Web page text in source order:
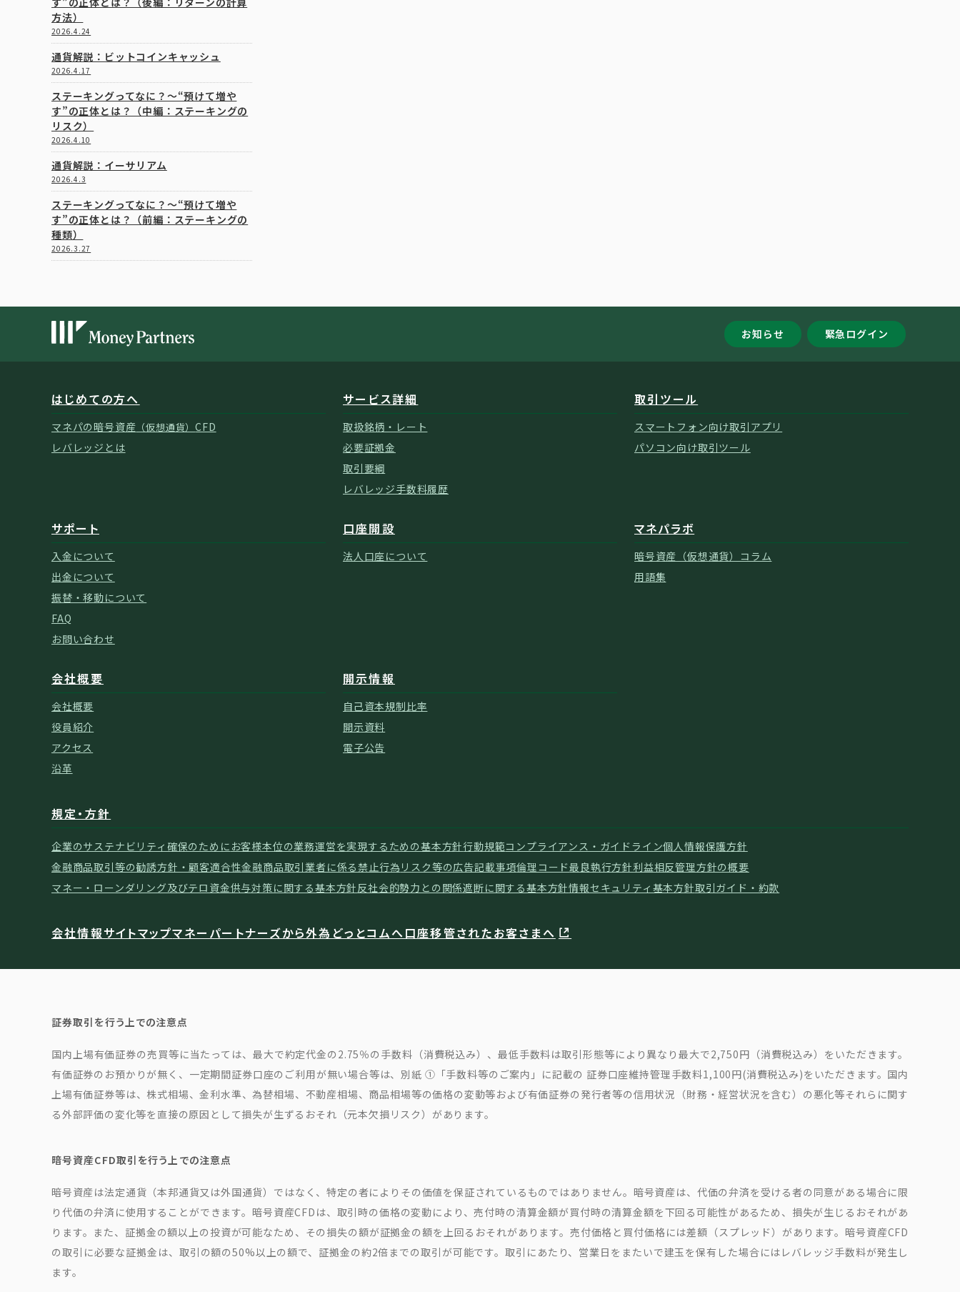
方法）
2026.4.24
通貨解説：ビットコインキャッシュ
2026.4.17
ステーキングってなに？～“預けて増や
す”の正体とは？（中編：ステーキングの
リスク）
2026.4.10
通貨解説：イーサリアム
2026.4.3
ステーキングってなに？～“預けて増や
す”の正体とは？（前編：ステーキングの
種類）
2026.3.27
お知らせ 緊急ログイン
はじめての方へ
マネパの暗号資産 （仮想通貨）CFD
レバレッジとは
サービス詳細
取扱銘柄・レート
必要証拠金
取引要綱
レバレッジ手数料履歴
取引ツール
スマートフォン向け取引アプリ
パソコン向け取引ツール
サポート
入金について
出金について
振替・移動について
FAQ
お問い合わせ
口座開設
法人口座について
マネパラボ
暗号資産（仮想通貨）コラム
用語集
会社概要
会社概要
役員紹介
アクセス
沿革
開示情報
自己資本規制比率
開示資料
電子公告
規定・方針
企業のサステナビリティ確保のために お客様本位の業務運営を実現するための基本方針行動規範コンプライアンス・ガイドライン個人情報保護方針
金融商品取引等の勧誘方針・顧客適合性金融商品取引業者に係る禁止行為リスク等の広告記載事項倫理コード最良執行方針利益相反管理方針の概要
マネー・ローンダリング及びテロ資金供与対策に関する基本方針反社会的勢力との関係遮断に関する基本方針情報セキュリティ基本方針取引ガイド・約款
会社情報サイトマップマネーパートナーズから外為どっとコムへ口座移管されたお客さまへ
証券取引を行う上での注意点
国内上場有価証券の売買等に当たっては、最大で約定代金の2.75％の手数料（消費税込み）、最低手数料は取引形態等により異なり最大で2,750円（消費税込み）をいただきます。
有価証券のお預かりが無く、一定期間証券口座のご利用が無い場合等は、別紙 ①「手数料等のご案内」に記載の 証券口座維持管理手数料1,100円(消費税込み)をいただきます。国内
上場有価証券等は、株式相場、金利水準、為替相場、不動産相場、商品相場等の価格の変動等および有価証券の発行者等の信用状況（財務・経営状況を含む）の悪化等それらに関す
る外部評価の変化等を直接の原因として損失が生ずるおそれ（元本欠損リスク）があります。
暗号資産CFD取引を行う上での注意点
暗号資産は法定通貨（本邦通貨又は外国通貨）ではなく、特定の者によりその価値を保証されているものではありません。暗号資産は、代価の弁済を受ける者の同意がある場合に限
り代価の弁済に使用することができます。暗号資産CFDは、取引時の価格の変動により、売付時の清算金額が買付時の清算金額を下回る可能性があるため、損失が生じるおそれがあ
ります。また、証拠金の額以上の投資が可能なため、その損失の額が証拠金の額を上回るおそれがあります。売付価格と買付価格には差額（スプレッド）があります。暗号資産CFD
の取引に必要な証拠金は、取引の額の50%以上の額で、証拠金の約2倍までの取引が可能です。取引にあたり、営業日をまたいで建玉を保有した場合にはレバレッジ手数料が発生し
ます。